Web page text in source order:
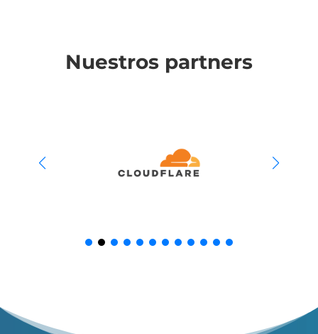
Nuestros partners